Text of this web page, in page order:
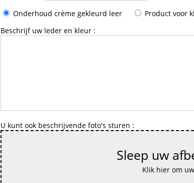
Onderhoud crème gekleurd leer
Product voor
Beschrijf uw leder en kleur :
U kunt ook beschrijvende foto's sturen :
Sleep uw
Klik hier om